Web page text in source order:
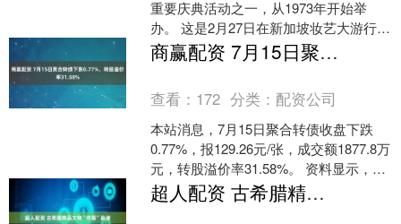
重要庆典活动之一，从1973年开始举
办。 这是2月27日在新加坡妆艺大游行现
场拍摄的舞狮表演。 2月27日，演员在新
加坡妆艺大....
商赢配资 7月15日聚合转债下跌0.77%，转股溢价率31.58%
查看： 172 分类： 配资公司
本站消息，7月15日聚合转债收盘下跌
0.77%，报129.26元/张，成交额1877.8万
元，转股溢价率31.58%。 资料显示，聚
合转债信用级别为“AA-”，....超人配资 古希腊精品文物“作客”良渚